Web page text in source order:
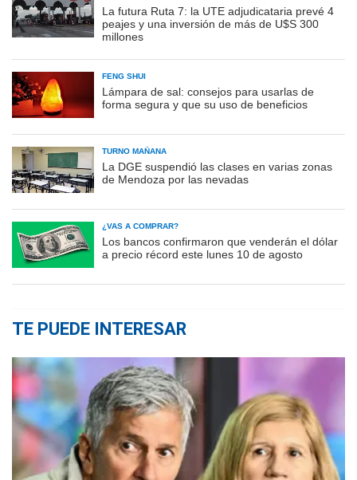
La futura Ruta 7: la UTE adjudicataria prevé 4
peajes y una inversión de más de U$S 300
millones
FENG SHUI
Lámpara de sal: consejos para usarlas de
forma segura y que su uso de beneficios
TURNO MAÑANA
La DGE suspendió las clases en varias zonas
de Mendoza por las nevadas
¿VAS A COMPRAR?
Los bancos confirmaron que venderán el dólar
a precio récord este lunes 10 de agosto
TE PUEDE INTERESAR